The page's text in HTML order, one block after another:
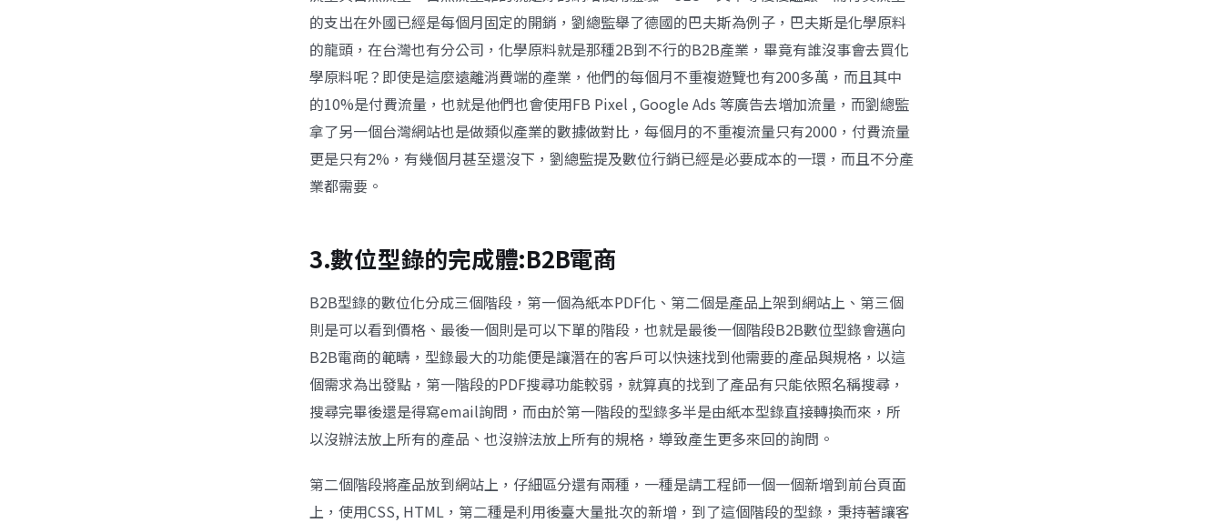
的支出在外國已經是每個月固定的開銷，劉總監舉了德國的巴夫斯為例子，巴夫斯是化學原料
的龍頭，在台灣也有分公司，化學原料就是那種2B到不行的B2B產業，畢竟有誰沒事會去買化
學原料呢？即使是這麼遠離消費端的產業，他們的每個月不重複遊覽也有200多萬，而且其中
的10%是付費流量，也就是他們也會使用FB Pixel , Google Ads 等廣告去增加流量，而劉總監
拿了另一個台灣網站也是做類似產業的數據做對比，每個月的不重複流量只有2000，付費流量
更是只有2%，有幾個月甚至還沒下，劉總監提及數位行銷已經是必要成本的一環，而且不分產
業都需要。
3.數位型錄的完成體:B2B電商
B2B型錄的數位化分成三個階段，第一個為紙本PDF化、第二個是產品上架到網站上、第三個
則是可以看到價格、最後一個則是可以下單的階段，也就是最後一個階段B2B數位型錄會邁向
B2B電商的範疇，型錄最大的功能便是讓潛在的客戶可以快速找到他需要的產品與規格，以這
個需求為出發點，第一階段的PDF搜尋功能較弱，就算真的找到了產品有只能依照名稱搜尋，
搜尋完畢後還是得寫email詢問，而由於第一階段的型錄多半是由紙本型錄直接轉換而來，所
以沒辦法放上所有的產品、也沒辦法放上所有的規格，導致產生更多來回的詢問。
第二個階段將產品放到網站上，仔細區分還有兩種，一種是請工程師一個一個新增到前台頁面
上，使用CSS, HTML，第二種是利用後臺大量批次的新增，到了這個階段的型錄，秉持著讓客